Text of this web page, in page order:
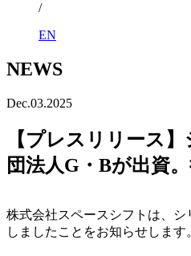
/
EN
NEWS
Dec.03.2025
【プレスリリース
団法人G・Bが出資
株式会社スペースシフトは、
しましたことをお知らせします